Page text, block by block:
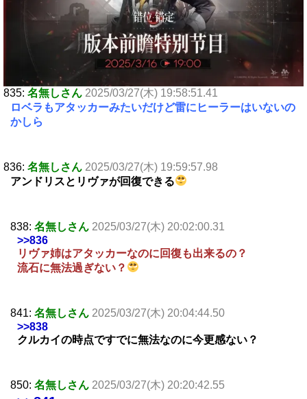
835: 名無しさん 2025/03/27(木) 19:58:51.41
ロベラもアタッカーみたいだけど雷にヒーラーはいないの
かしら
836: 名無しさん 2025/03/27(木) 19:59:57.98
アンドリスとリヴァが回復できる
838: 名無しさん 2025/03/27(木) 20:02:00.31
>>836
リヴァ姉はアタッカーなのに回復も出来るの？
流石に無法過ぎない？
841: 名無しさん 2025/03/27(木) 20:04:44.50
>>838
クルカイの時点ですでに無法なのに今更感ない？
850: 名無しさん 2025/03/27(木) 20:20:42.55